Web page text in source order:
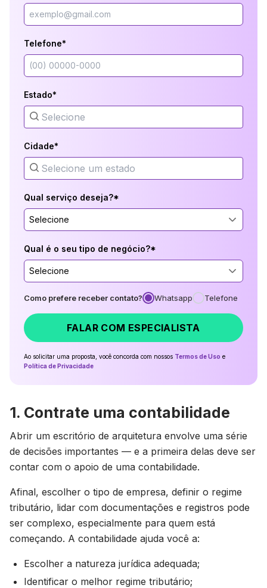
Telefone*
Estado*
Cidade*
Qual serviço deseja?*
Selecione
Qual é o seu tipo de negócio?*
Selecione
Como prefere receber contato? Whatsapp Telefone
FALAR COM ESPECIALISTA
Ao solicitar uma proposta, você concorda com nossos Termos de Uso e
Política de Privacidade
1. Contrate uma contabilidade
Abrir um escritório de arquitetura envolve uma série
de decisões importantes — e a primeira delas deve ser
contar com o apoio de uma contabilidade.
Afinal, escolher o tipo de empresa, definir o regime
tributário, lidar com documentações e registros pode
ser complexo, especialmente para quem está
começando. A contabilidade ajuda você a:
Escolher a natureza jurídica adequada;
Identificar o melhor regime tributário;